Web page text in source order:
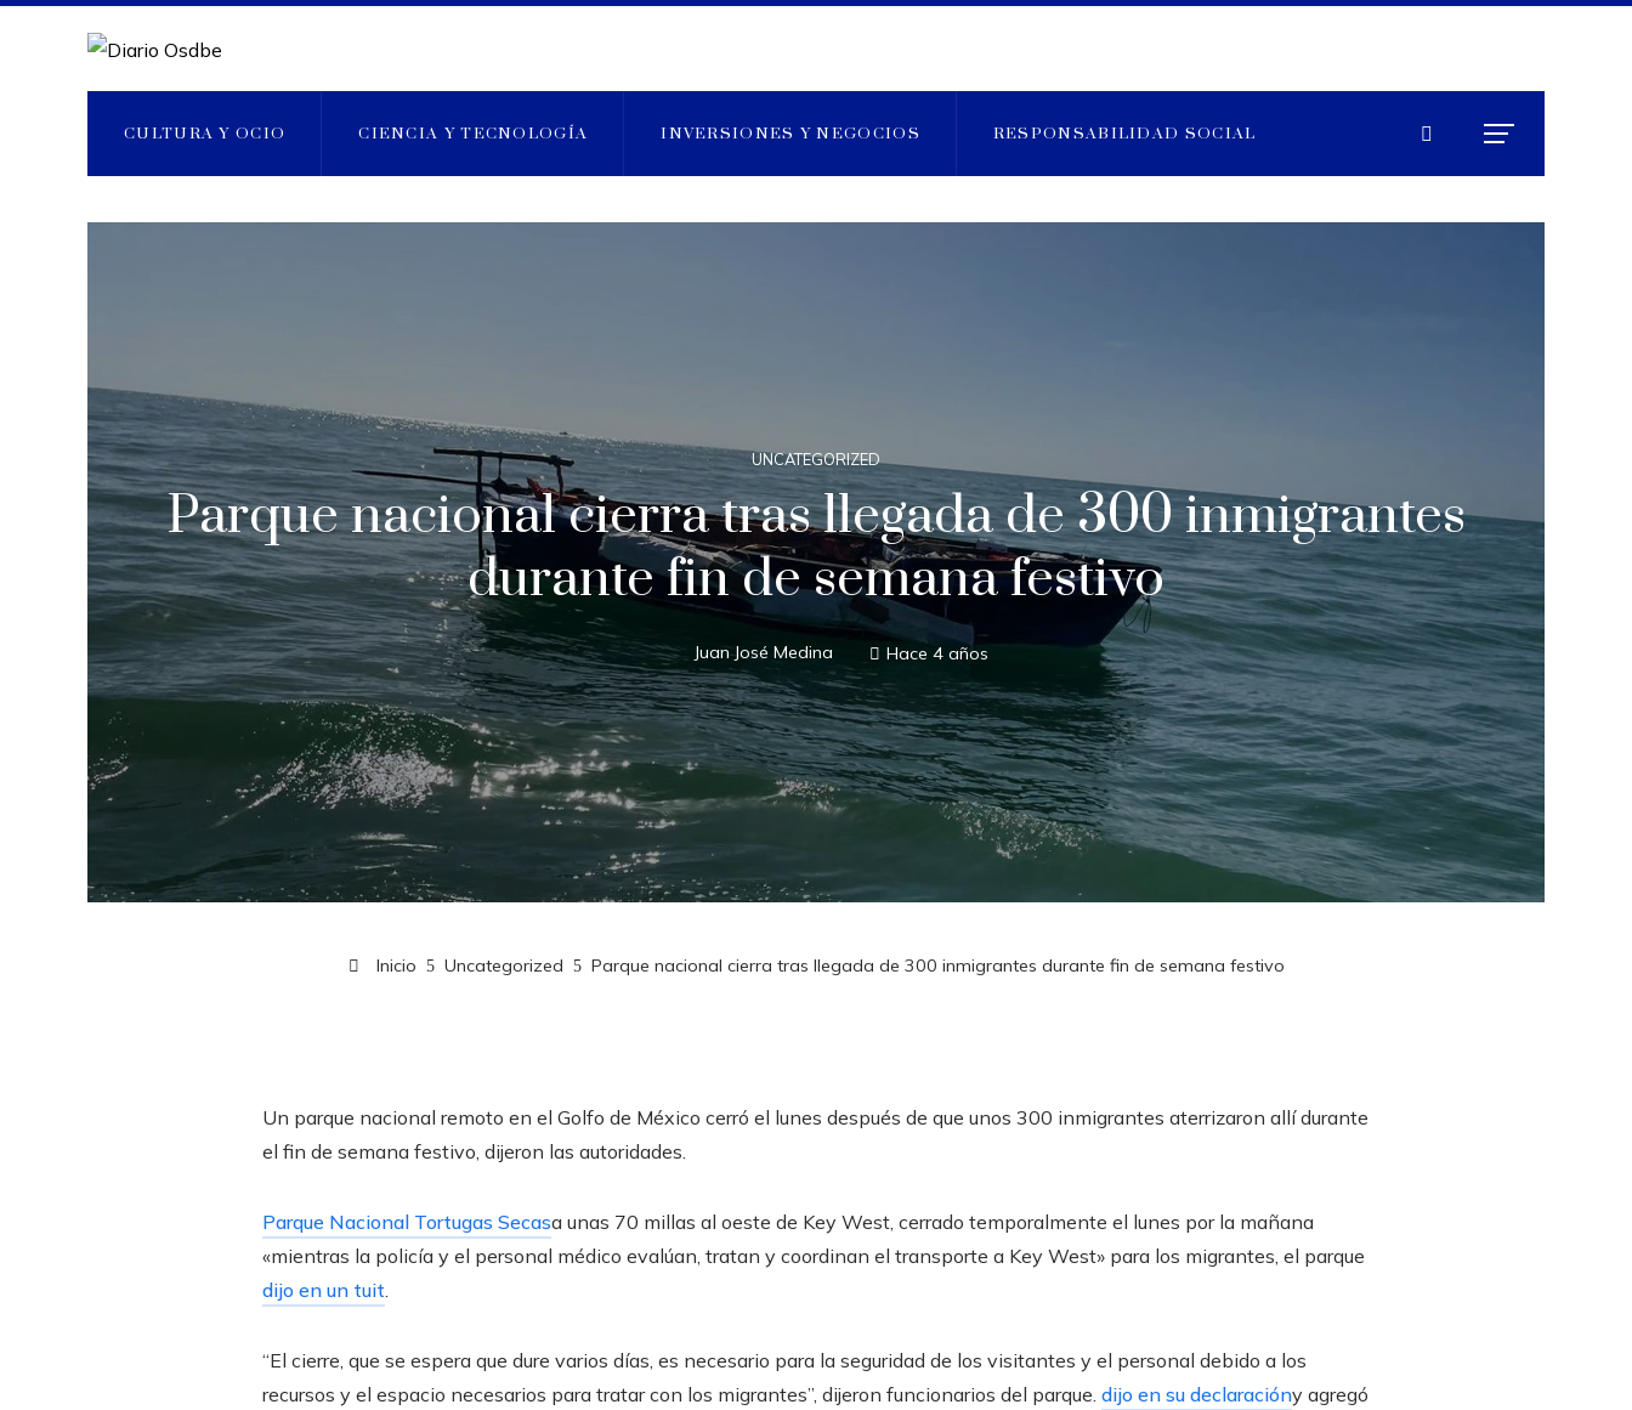
CULTURA Y OCIO CIENCIA Y TECNOLOGÍA INVERSIONES Y NEGOCIOS RESPONSABILIDAD SOCIAL
UNCATEGORIZED
Parque nacional cierra tras llegada de 300 inmigrantes
durante fin de semana festivo
Juan José Medina Hace 4 años
Inicio Uncategorized Parque nacional cierra tras llegada de 300 inmigrantes durante fin de semana festivo
Un parque nacional remoto en el Golfo de México cerró el lunes después de que unos 300 inmigrantes aterrizaron allí durante
el fin de semana festivo, dijeron las autoridades.
Parque Nacional Tortugas Secasa unas 70 millas al oeste de Key West, cerrado temporalmente el lunes por la mañana
«mientras la policía y el personal médico evalúan, tratan y coordinan el transporte a Key West» para los migrantes, el parque
dijo en un tuit.
“El cierre, que se espera que dure varios días, es necesario para la seguridad de los visitantes y el personal debido a los
recursos y el espacio necesarios para tratar con los migrantes”, dijeron funcionarios del parque. dijo en su declaracióny agregó